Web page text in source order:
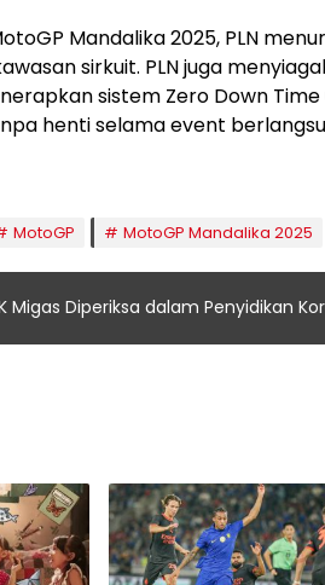
Mandalika 2025, PLN
sirkuit. PLN juga
sistem Zero Down
henti selama event
MotoGP MotoGP Mandalika 2025
Migas Diperiksa dalam Penyidikan